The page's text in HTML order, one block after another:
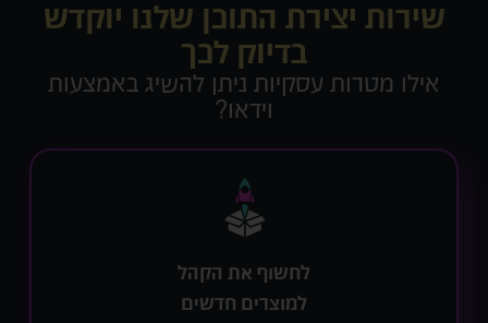
שירות יצירת התוכן שלנו יוקדש
בדיוק לכך
אילו מטרות עסקיות ניתן להשיג באמצעות
וידאו?
לחשוף את הקהל
למוצרים חדשים